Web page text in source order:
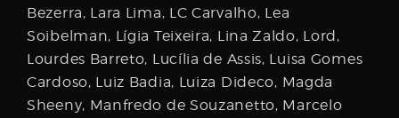
Bezerra, Lara Lima, LC Carvalho, Lea
Soibelman, Lígia Teixeira, Lina Zaldo, Lord,
Lourdes Barreto, Lucília de Assis, Luisa Gomes
Cardoso, Luiz Badia, Luiza Dideco, Magda
Sheeny, Manfredo de Souzanetto, Marcelo